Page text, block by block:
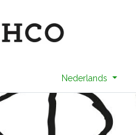
Nederlands